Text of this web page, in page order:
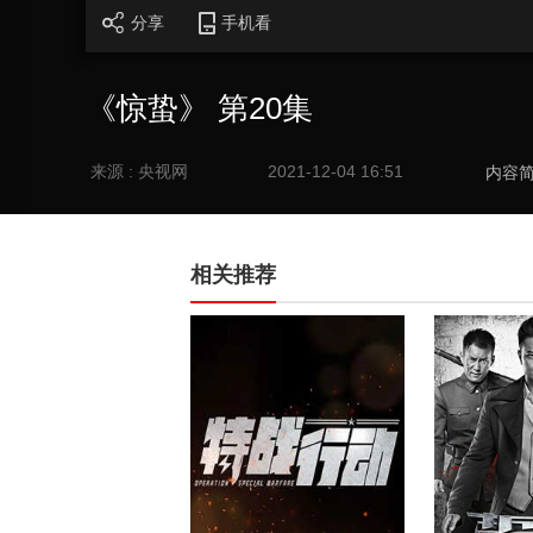
分享 手机看
《惊蛰》 第20集
来源 : 央视网 2021-12-04 16:51 内容
相关推荐